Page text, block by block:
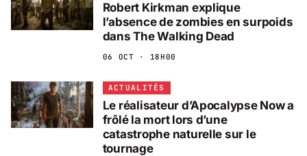
Robert Kirkman explique
l’absence de zombies en surpoids
dans The Walking Dead
06 OCT · 18H00
ACTUALITÉS
Le réalisateur d’Apocalypse Now a
frôlé la mort lors d’une
catastrophe naturelle sur le
tournage